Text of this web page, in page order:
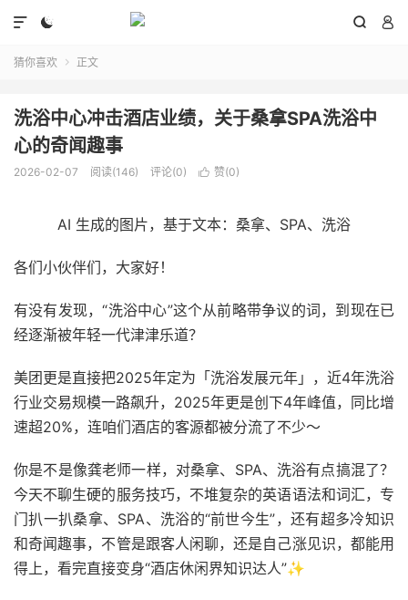
  

猜你喜欢  正文
洗浴中心冲击酒店业绩，关于桑拿SPA洗浴中
心的奇闻趣事
2026-02-07 阅读(146) 评论(0)  赞(0)
AI 生成的图片，基于文本：桑拿、SPA、洗浴
各们小伙伴们，大家好！
有没有发现，“洗浴中心”这个从前略带争议的词，到现在已
经逐渐被年轻一代津津乐道？
美团更是直接把2025年定为「洗浴发展元年」，近4年洗浴
行业交易规模一路飙升，2025年更是创下4年峰值，同比增
速超20%，连咱们酒店的客源都被分流了不少～
你是不是像龚老师一样，对桑拿、SPA、洗浴有点搞混了？
今天不聊生硬的服务技巧，不堆复杂的英语语法和词汇，专
门扒一扒桑拿、SPA、洗浴的“前世今生”，还有超多冷知识
和奇闻趣事，不管是跟客人闲聊，还是自己涨见识，都能用
得上，看完直接变身“酒店休闲界知识达人”✨